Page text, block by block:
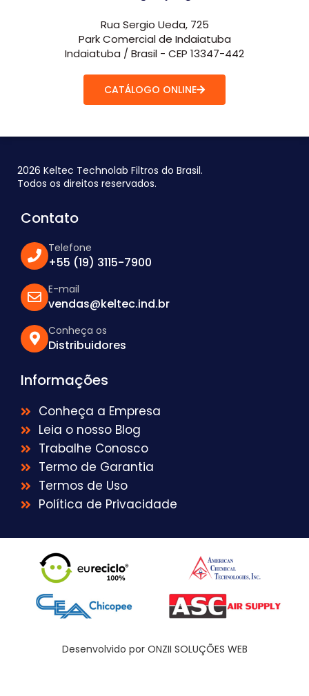
Rua Sergio Ueda, 725
Park Comercial de Indaiatuba
Indaiatuba / Brasil - CEP 13347-442
CATÁLOGO ONLINE
2026 Keltec Technolab Filtros do Brasil.
Todos os direitos reservados.
Contato
Telefone
+55 (19) 3115-7900
E-mail
vendas@keltec.ind.br
Conheça os
Distribuidores
Informações
Conheça a Empresa
Leia o nosso Blog
Trabalhe Conosco
Termo de Garantia
Termos de Uso
Política de Privacidade
Desenvolvido por ONZII SOLUÇÕES WEB